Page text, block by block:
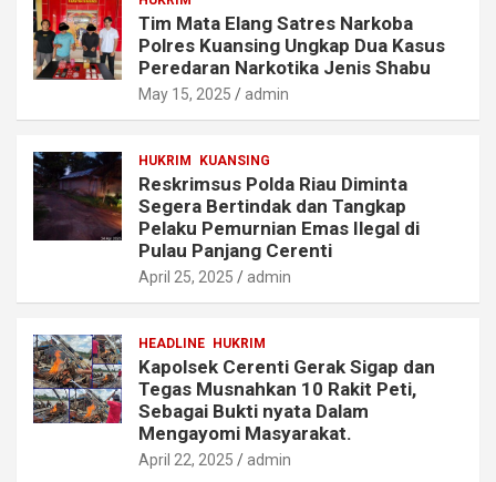
Tim Mata Elang Satres Narkoba
Polres Kuansing Ungkap Dua Kasus
Peredaran Narkotika Jenis Shabu
May 15, 2025 admin
HUKRIM KUANSING
Reskrimsus Polda Riau Diminta
Segera Bertindak dan Tangkap
Pelaku Pemurnian Emas Ilegal di
Pulau Panjang Cerenti
April 25, 2025 admin
HEADLINE HUKRIM
Kapolsek Cerenti Gerak Sigap dan
Tegas Musnahkan 10 Rakit Peti,
Sebagai Bukti nyata Dalam
Mengayomi Masyarakat.
April 22, 2025 admin